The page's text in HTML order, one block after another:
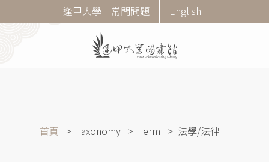
至
Corner
Menu
逢甲大學 常問問題 English
首頁 Taxonomy Term 法學/法律